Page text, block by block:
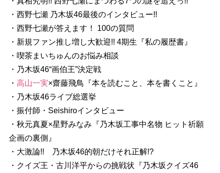
・西野七瀬 乃木坂46最後のインタビュー!!
・西野七瀬が答えます！ 100の質問
・新規ファン推し増し大歓迎!! 4期生『私の履歴書』
・喫茶まいちゅんのお悩み相談
・乃木坂46“画伯王”決定戦
・ 高山一実×齋藤飛鳥『本を読むこと、本を書くこと』
・乃木坂46ライブ総選挙
・振付師・Seishiroインタビュー
・秋元真夏×星野みなみ『乃木坂工事中名物 ヒット祈願
企画の裏側』
・大激論!! 乃木坂46的朝だけそれ正解!?
・クイズ王・古川洋平からの挑戦状『乃木坂クイズ46